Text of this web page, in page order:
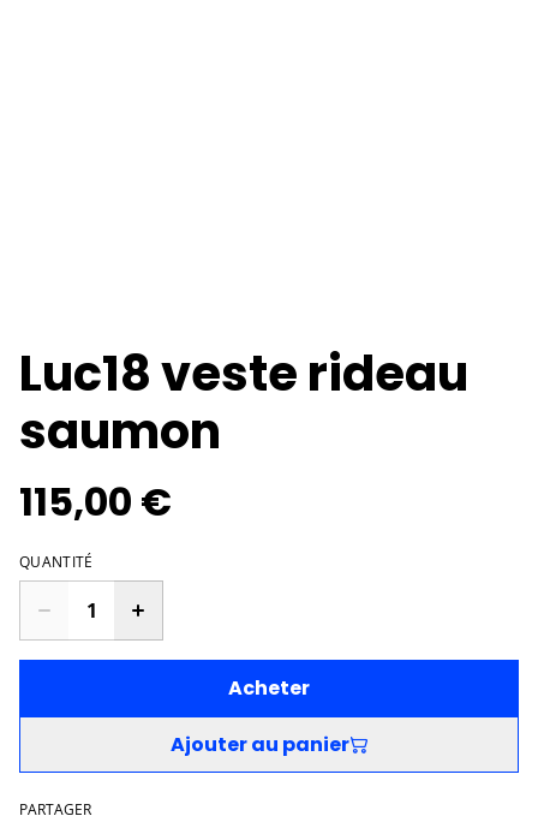
Luc18 veste rideau
saumon
115,00 €
QUANTITÉ
Acheter
Ajouter au panier
PARTAGER